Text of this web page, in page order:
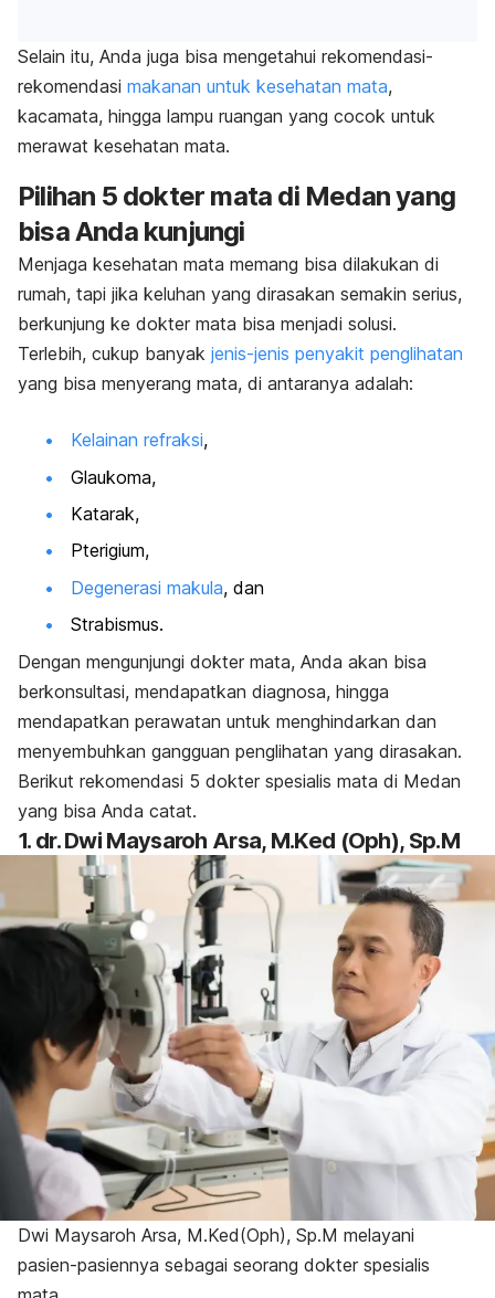
Selain itu, Anda juga bisa mengetahui rekomendasi-
rekomendasi makanan untuk kesehatan mata,
kacamata, hingga lampu ruangan yang cocok untuk
merawat kesehatan mata.
Pilihan 5 dokter mata di Medan yang
bisa Anda kunjungi
Menjaga kesehatan mata memang bisa dilakukan di
rumah, tapi jika keluhan yang dirasakan semakin serius,
berkunjung ke dokter mata bisa menjadi solusi.
Terlebih, cukup banyak jenis-jenis penyakit penglihatan
yang bisa menyerang mata, di antaranya adalah:
Kelainan refraksi,
Glaukoma,
Katarak,
Pterigium,
Degenerasi makula, dan
Strabismus.
Dengan mengunjungi dokter mata, Anda akan bisa
berkonsultasi, mendapatkan diagnosa, hingga
mendapatkan perawatan untuk menghindarkan dan
menyembuhkan gangguan penglihatan yang dirasakan.
Berikut rekomendasi 5 dokter spesialis mata di Medan
yang bisa Anda catat.
1. dr. Dwi Maysaroh Arsa, M.Ked (Oph), Sp.M
Dwi Maysaroh Arsa, M.Ked(Oph), Sp.M melayani
pasien-pasiennya sebagai seorang dokter spesialis